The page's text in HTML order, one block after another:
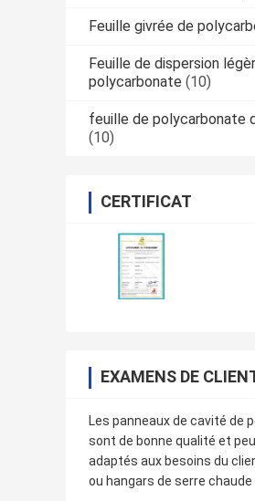
Feuille givrée de
Feuille de dispersion
polycarbonate (10)
feuille de polycarbonate
(10)
CERTIFICAT
EXAMENS DE
Les panneaux de cavité de
sont de bonne qualité et
adaptés aux besoins du
ou hangars de serre chaude